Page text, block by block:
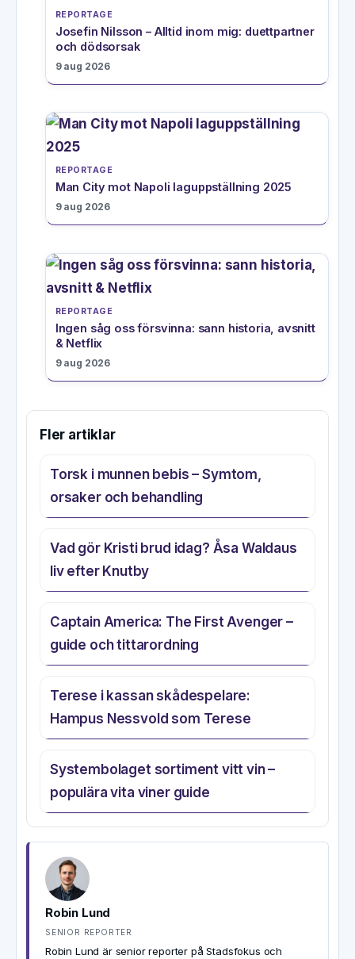
REPORTAGE
Josefin Nilsson – Alltid inom mig: duettpartner
och dödsorsak
9 aug 2026
REPORTAGE
Man City mot Napoli laguppställning 2025
9 aug 2026
REPORTAGE
Ingen såg oss försvinna: sann historia, avsnitt
& Netflix
9 aug 2026
Fler artiklar
Torsk i munnen bebis – Symtom,
orsaker och behandling
Vad gör Kristi brud idag? Åsa Waldaus
liv efter Knutby
Captain America: The First Avenger –
guide och tittarordning
Terese i kassan skådespelare:
Hampus Nessvold som Terese
Systembolaget sortiment vitt vin –
populära vita viner guide
Robin Lund
SENIOR REPORTER
Robin Lund är senior reporter på Stadsfokus och